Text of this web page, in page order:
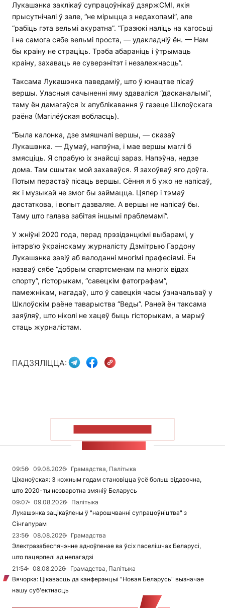
Лукашэнка заклікаў супрацоўнікаў дзяржСМІ, якія
прысутнічалі ў зале, “не мірыцца з недахопамі”, але
“рабіць гэта вельмі акуратна”. “Гразюкі наліць на кагосьці
і на самога сябе вельмі проста, — удакладніў ён. — Нам
бы краіну не страціць. Трэба абараніць і ўтрымаць
краіну, захаваць яе суверэнітэт і незалежнасць”.
Таксама Лукашэнка паведаміў, што ў юнацтве пісаў
вершы. Уласныя сачыненні яму здаваліся “дасканалымі”,
таму ён дамагаўся іх апублікавання ў газеце Шклоўскага
раёна (Магілёўская вобласць).
“Была калонка, дзе змяшчалі вершы, — сказаў
Лукашэнка. — Думаў, напэўна, і мае вершы маглі б
змясціць. Я спрабую іх знайсці зараз. Напэўна, недзе
дома. Там сшытак мой захаваўся. Я захоўваў яго доўга.
Потым перастаў пісаць вершы. Сёння я б ужо не напісаў,
як і музыкай не змог бы займацца. Цяпер і тэмаў
дастаткова, і вопыт дазваляе. А вершы не напісаў бы.
Таму што галава забітая іншымі праблемамі”.
У жніўні 2020 года, перад прэзідэнцкімі выбарамі, у
інтэрв’ю ўкраінскаму журналісту Дзмітрыю Гардону
Лукашэнка завіў аб валоданні многімі прафесіямі. Ён
назваў сябе “добрым спартсменам па многіх відах
спорту”, гісторыкам, “савецкім фатографам”,
памежнікам, нагадаў, што ў савецкія часы ўзначальваў у
Шклоўскім раёне таварыства “Веды”. Раней ён таксама
заяўляў, што ніколі не хацеў быць гісторыкам, а марыў
стаць журналістам.
ПАДЗЯЛІЦЦА:
09:56 09.08.2026
Грамадства, Палітыка
Ціханоўская: З кожным годам становіцца ўсё больш відавочна,
што 2020-ты незваротна змяніў Беларусь
09:07
09.08.2026
Палітыка
Лукашэнка зацікаўлены ў "нарошчванні супрацоўніцтва" з
Сінгапурам
23:56
08.08.2026
Грамадства
Электразабеспячэнне адноўленае ва ўсіх паселішчах Беларусі,
што пацярпелі ад непагадзі
21:54
08.08.2026
Грамадства, Палітыка
Вячорка: Цікавасць да канферэнцыі "Новая Беларусь" вызначае
нашу суб'ектнасць